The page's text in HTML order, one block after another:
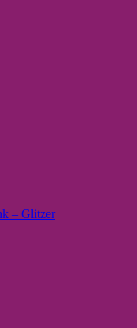
– Glitzer